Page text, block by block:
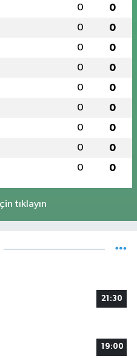
0 0
0 0
0 0
0 0
0 0
0 0
0 0
0 0
0 0
tıklayın
21:30
19:00